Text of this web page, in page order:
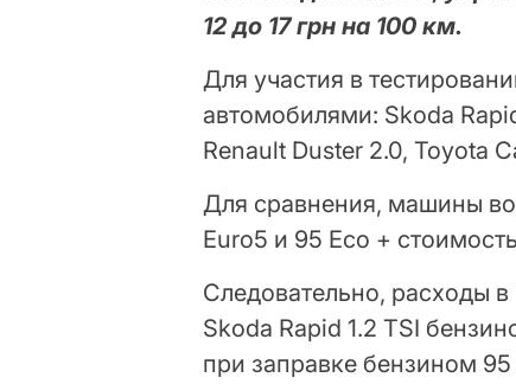
12 до 17 грн на 100 км.
Для участия в
автомобилями: Skoda
Renault Duster 2.0, Toyota
Для сравнения, машины
Euro5 и 95 Eco +
Следовательно, расходы
Skoda Rapid 1.2 TSI
при заправке бензином